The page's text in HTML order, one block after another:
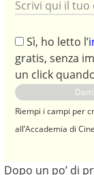
Sì, ho letto l’
gratis, senza
un click
Riempi i campi per
all’Accademia di
Dopo un po’ di